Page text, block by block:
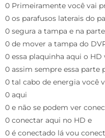
0 Primeiramente você vai
0 os parafusos laterais do
0 segura a tampa e na
0 de mover a tampa do
0 essa plaquinha aqui o HD
0 assim sempre essa parte
0 tal cabo de energia você
0 aqui
0 e não se podem ver
0 conectar aqui no HD e
0 é conectado lá vou